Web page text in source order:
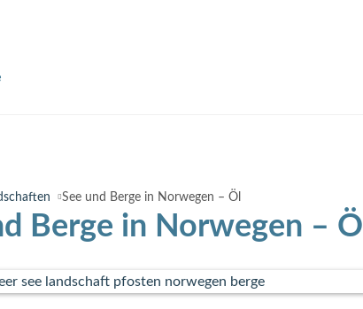
See und Berge in Norwegen – Öl
Berge in Norwegen – Öl